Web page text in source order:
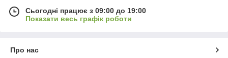
Сьогодні працює з 09:00 до 19:00
Показати весь графік роботи
Про нас